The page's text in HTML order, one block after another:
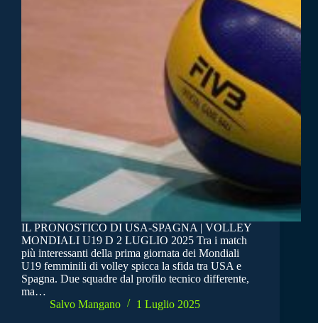
IL PRONOSTICO DI USA-SPAGNA | VOLLEY
MONDIALI U19 D 2 LUGLIO 2025 Tra i match
più interessanti della prima giornata dei Mondiali
U19 femminili di volley spicca la sfida tra USA e
Spagna. Due squadre dal profilo tecnico differente,
ma…
Salvo Mangano
1 Luglio 2025